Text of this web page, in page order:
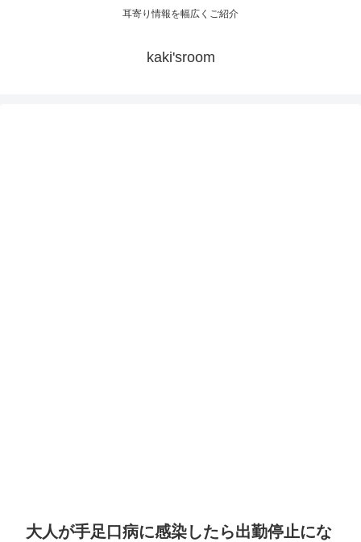
耳寄り情報を幅広くご紹介
kaki'sroom
大人が手足口病に感染したら出勤停止にな